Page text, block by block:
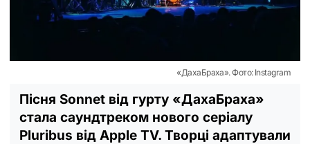
«ДахаБраха». Фото: Instagram
Пісня Sonnet від гурту «ДахаБраха»
стала саундтреком нового серіалу
Pluribus від Apple TV. Творці адаптували